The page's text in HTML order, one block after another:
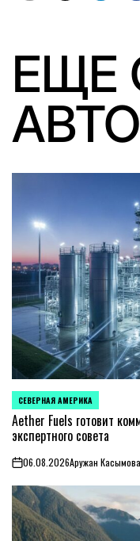
ЕЩЕ
ОПУБЛИКОВАНО
В
СЕВЕРНАЯ АМЕРИКА
Aether Fuels готовит
экспертного совета
on06.08.2026Аружан Касымова